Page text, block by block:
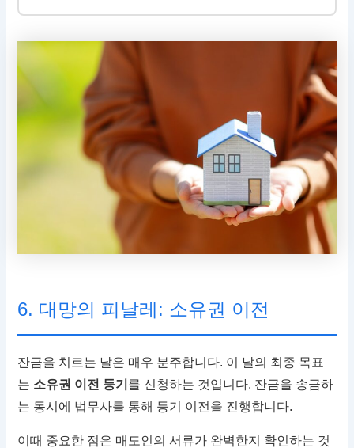
6. 대망의 피날레: 소유권 이전
잔금을 치르는 날은 매우 분주합니다. 이 날의 최종 목표
는 소유권 이전 등기 를 신청하는 것입니다. 잔금을 송금하
는 동시에 법무사를 통해 등기 이전을 진행합니다.
이때 중요한 점은 매도인의 서류가 완벽한지 확인하는 것